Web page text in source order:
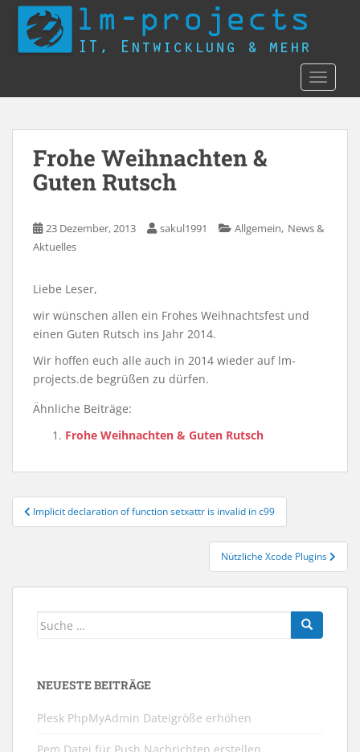
o
Frohe Weihnachten &
Guten Rutsch
23 Dezember, 2013 sakul1991 Allgemein, News &
Aktuelles
Liebe Leser,
wir wünschen allen ein Frohes Weihnachtsfest und
einen Guten Rutsch ins Jahr 2014.
Wir hoffen euch alle auch in 2014 wieder auf lm-
projects.de begrüßen zu dürfen.
Ähnliche Beiträge:
Frohe Weihnachten & Guten Rutsch
Beitragsnavigation
Implicit declaration of function setxattr is invalid in c99
Nützliche Xcode Plugins
Suche
NEUESTE BEITRÄGE
Plesk PhpMyAdmin Dateigröße erhöhen